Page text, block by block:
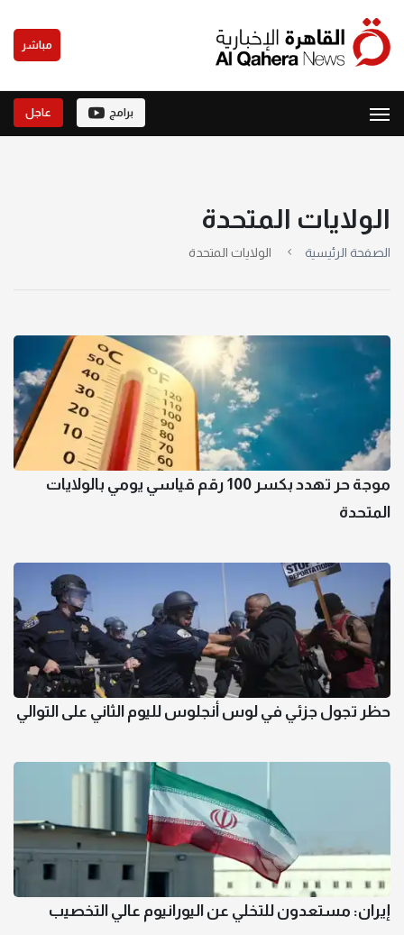
مباشر
برامج عاجل
الولايات المتحدة
الصفحة الرئيسية الولايات المتحدة
موجة حر تهدد بكسر 100 رقم قياسي يومي بالولايات
المتحدة
حظر تجول جزئي في لوس أنجلوس لليوم الثاني على التوالي
إيران: مستعدون للتخلي عن اليورانيوم عالي التخصيب